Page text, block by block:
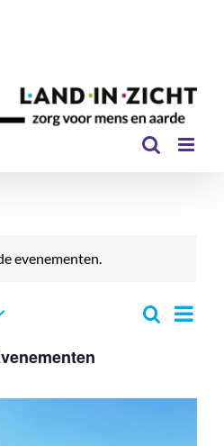
evenementen.
Zoeken
Lijst